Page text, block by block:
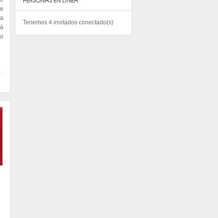
Tenemos 4 invitados conectado(s)